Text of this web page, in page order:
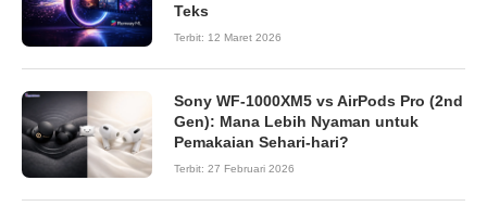
Teks
Terbit: 12 Maret 2026
Sony WF-1000XM5 vs AirPods Pro (2nd
Gen): Mana Lebih Nyaman untuk
Pemakaian Sehari-hari?
Terbit: 27 Februari 2026